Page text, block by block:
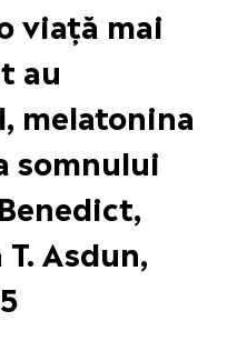
viață mai
au
melatonina
somnului
Asdun,